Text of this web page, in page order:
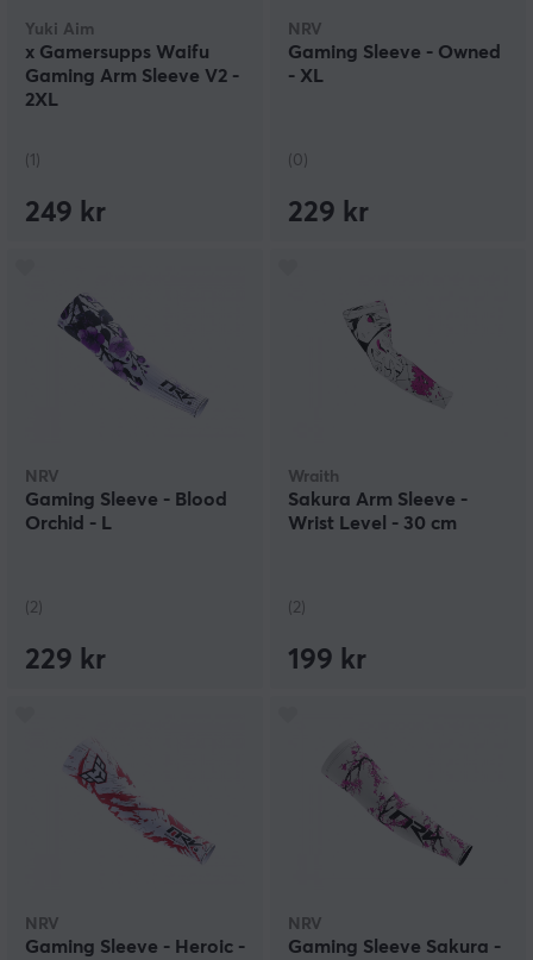
Yuki Aim
x Gamersupps Waifu
Gaming Arm Sleeve V2 -
2XL
(1)
249 kr
NRV
Gaming Sleeve - Owned
- XL
(0)
229 kr
NRV
Gaming Sleeve - Blood
Orchid - L
(2)
229 kr
Wraith
Sakura Arm Sleeve -
Wrist Level - 30 cm
(2)
199 kr
NRV
Gaming Sleeve - Heroic -
NRV
Gaming Sleeve Sakura -